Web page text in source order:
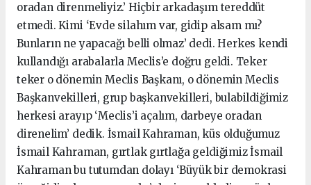
oradan direnmeliyiz.’ Hiçbir arkadaşım tereddüt
etmedi. Kimi ‘Evde silahım var, gidip alsam mı?
Bunların ne yapacağı belli olmaz’ dedi. Herkes kendi
kullandığı arabalarla Meclis’e doğru geldi. Teker
teker o dönemin Meclis Başkanı, o dönemin Meclis
Başkanvekilleri, grup başkanvekilleri, bulabildiğimiz
herkesi arayıp ‘Meclis’i açalım, darbeye oradan
direnelim’ dedik. İsmail Kahraman, küs olduğumuz
İsmail Kahraman, gırtlak gırtlağa geldiğimiz İsmail
Kahraman bu tutumdan dolayı ‘Büyük bir demokrasi